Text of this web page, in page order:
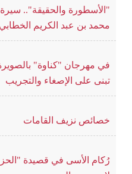
"الأسطورة والحقيقة".. سيرة
محمد بن عبد الكريم الخطابي
في مهرجان "كناوة"
تبنى على الإصغاء والتجريب
خصائص نزيف القامات
رُكام الأسى في قصيدة